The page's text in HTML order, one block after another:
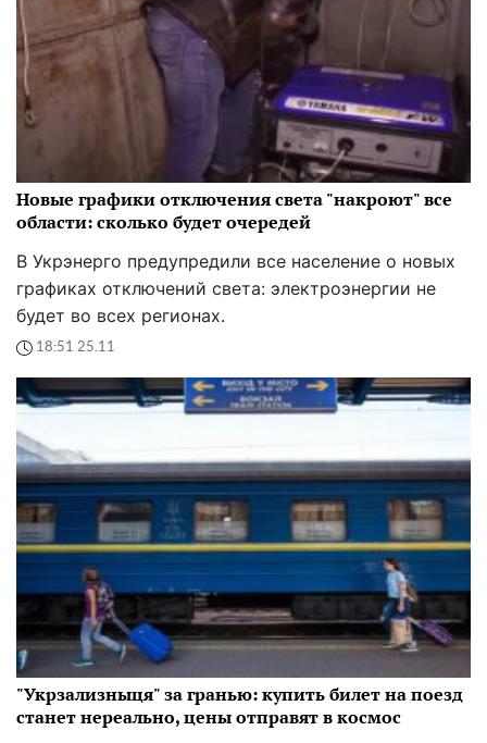
Новые графики отключения света "накроют" все
области: сколько будет очередей
В Укрэнерго предупредили все население о новых
графиках отключений света: электроэнергии не
будет во всех регионах.
18:51 25.11
"Укрзализныця" за гранью: купить билет на поезд
станет нереально, цены отправят в космос